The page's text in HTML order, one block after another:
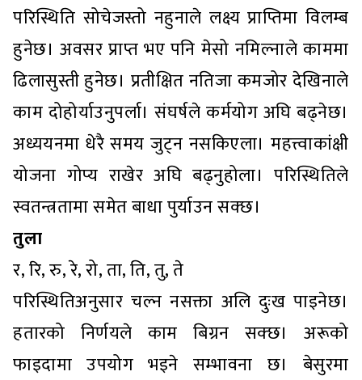
परिस्थिति सोचेजस्तो नहुनाले लक्ष्य प्राप्तिमा विलम्ब
हुनेछ। अवसर प्राप्त भए पनि मेसो नमिल्नाले काममा
ढिलासुस्ती हुनेछ। प्रतीक्षित नतिजा कमजोर देखिनाले
काम दोहोर्याउनुपर्ला। संघर्षले कर्मयोग अघि बढ्नेछ।
अध्ययनमा धेरै समय जुट्न नसकिएला। महत्त्वाकांक्षी
योजना गोप्य राखेर अघि बढ्नुहोला। परिस्थितिले
स्वतन्त्रतामा समेत बाधा पुर्याउन सक्छ।
तुला
र, रि, रु, रे, रो, ता, ति, तु, ते
परिस्थितिअनुसार चल्न नसक्ता अलि दुःख पाइनेछ।
हतारको निर्णयले काम बिग्रन सक्छ। अरूको
फाइदामा उपयोग भइने सम्भावना छ। बेसुरमा